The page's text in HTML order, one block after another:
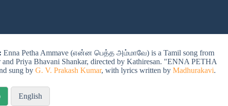
Enna Petha Ammave (என்ன பெத்த அம்மாவே) is a Tamil song from
Priya Bhavani Shankar, directed by Kathiresan. "ENNA PETHA
sung byG. V. Prakash Kumar, with lyrics written byMadhurakavi.
English